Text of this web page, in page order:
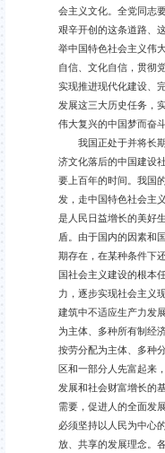
会主义文化。全党同志
艰辛开创的这条道路、
举中国特色社会主义伟
自信、文化自信，贯彻
实现推进现代化建设、
发展这三大历史任务，
伟大复兴的中国梦而奋斗
我国正处于并将长期
济文化落后的中国建设
要上百年的时间。我国
发，走中国特色社会主
是人民日益增长的美好
盾。由于国内的因素和
期存在，在某种条件下
国社会主义建设的根本
力，逐步实现社会主义
建筑中不适应生产力发
为主体、多种所有制经
按劳分配为主体、多种
区和一部分人先富起来
发展和社会财富增长的
需要，促进人的全面发
必须坚持以人民为中心
放、共享的发展理念。